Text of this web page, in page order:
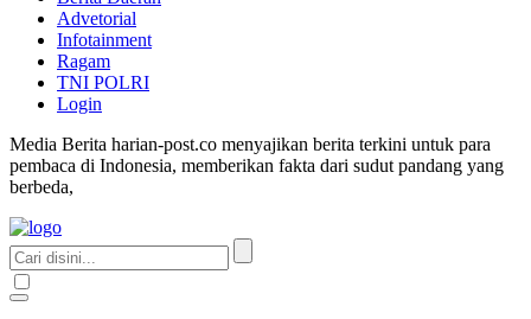
Advetorial
Infotainment
Ragam
TNI POLRI
Login
Media Berita harian-post.co menyajikan berita terkini untuk para
pembaca di Indonesia, memberikan fakta dari sudut pandang yang
berbeda,